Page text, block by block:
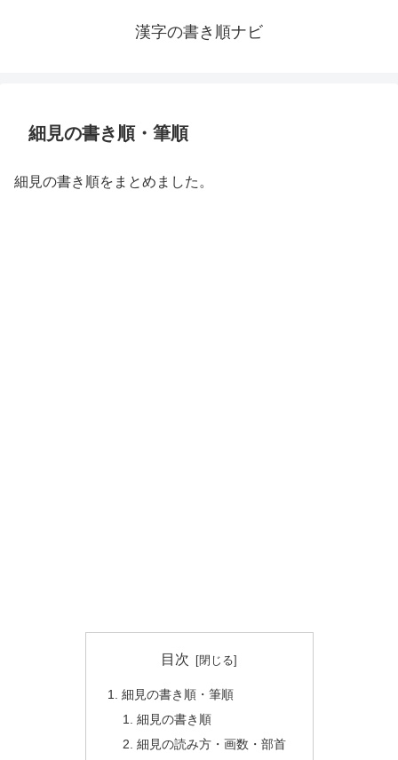
漢字の書き順ナビ
細見の書き順・筆順
細見の書き順をまとめました。
目次
細見の書き順・筆順
細見の書き順
細見の読み方・画数・部首